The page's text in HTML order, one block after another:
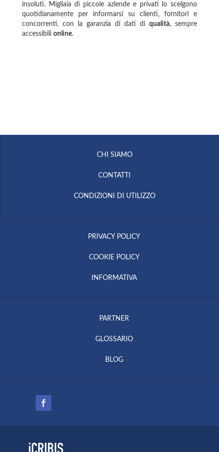
insoluti. Migliaia di piccole aziende e privati lo scelgono
quotidianamente per informarsi su clienti, fornitori e
concorrenti, con la garanzia di dati di qualità, sempre
accessibili online.
CHI SIAMO
CONTATTI
CONDIZIONI DI UTILIZZO
PRIVACY POLICY
COOKIE POLICY
INFORMATIVA
PARTNER
GLOSSARIO
BLOG